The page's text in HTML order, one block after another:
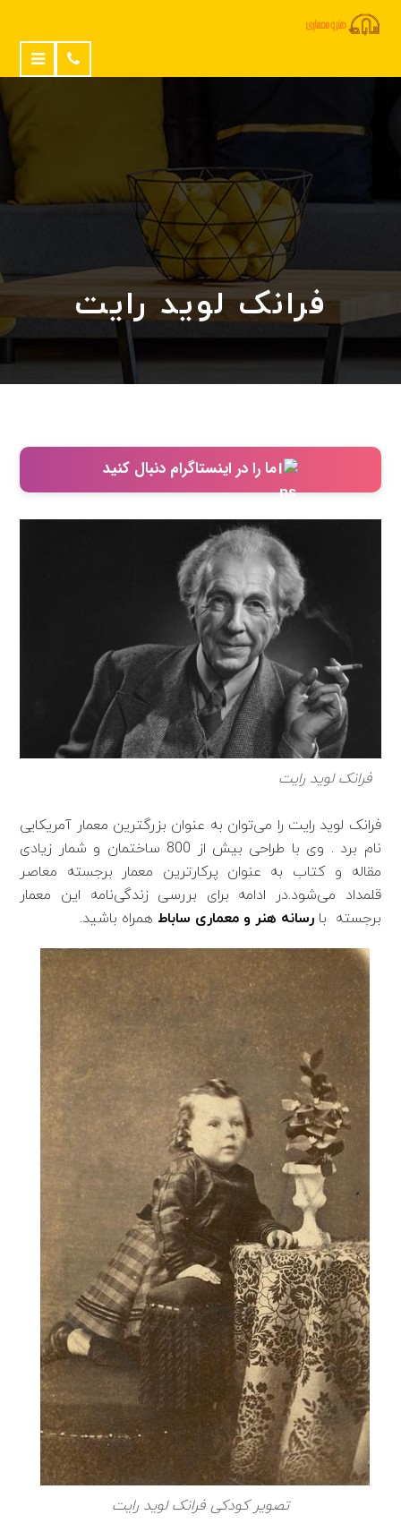
فرانک لوید رایت
ما را در اینستاگرام دنبال کنید
فرانک لوید رایت
فرانک لوید رایت را می‌توان به عنوان بزرگترین معمار آمریکایی
نام برد . وی با طراحی بیش از 800 ساختمان و شمار زیادی
مقاله و کتاب به عنوان پرکارترین معمار برجسته معاصر
قلمداد می‌‌شود.در ادامه برای بررسی زندگی‌نامه این معمار
برجسته بارسانه هنر و معماری ساباط همراه باشید.
تصویر کودکی فرانک لوید رایت